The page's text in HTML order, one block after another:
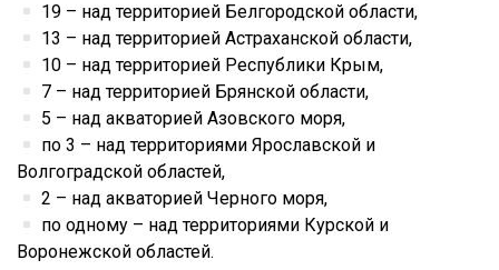
19 – над территорией Белгородской области,
13 – над территорией Астраханской области,
10 – над территорией Республики Крым,
7 – над территорией Брянской области,
5 – над акваторией Азовского моря,
по 3 – над территориями Ярославской и
Волгоградской областей,
2 – над акваторией Черного моря,
по одному – над территориями Курской и
Воронежской областей.